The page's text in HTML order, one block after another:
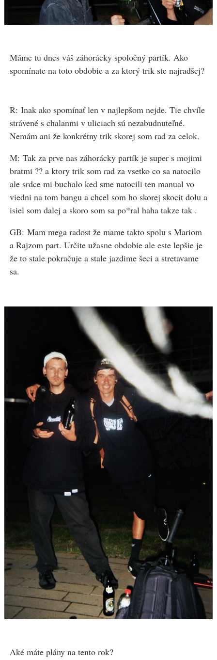
Máme tu dnes váš záhorácky spoločný partík. Ako
spomínate na toto obdobie a za ktorý trik ste najradšej?
R: Inak ako spomínať len v najlepšom nejde. Tie chvíle
strávené s chalanmi v uliciach sú nezabudnuteľné.
Nemám ani že konkrétny trik skorej som rad za celok.
M: Tak za prve nas záhorácky partík je super s mojimi
bratmi ?? a ktory trik som rad za vsetko co sa natocilo
ale srdce mi buchalo ked sme natocili ten manual vo
viedni na tom bangu a chcel som ho skorej skocit dolu a
isiel som dalej a skoro som sa po*ral haha takze tak .
GB: Mam mega radost že mame takto spolu s Mariom
a Rajzom part. Určite užasne obdobie ale este lepšie je
že to stale pokračuje a stale jazdime šeci a stretavame
sa.
Aké máte plány na tento rok?